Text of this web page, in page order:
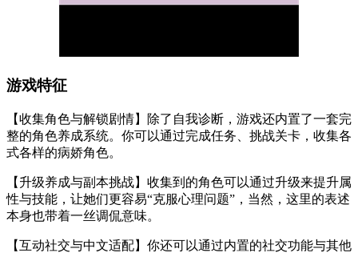
游戏特征
【收集角色与解锁剧情】除了自我诊断，游戏还内置了一套完
整的角色养成系统。你可以通过完成任务、挑战关卡，收集各
式各样的病娇角色。
【升级养成与副本挑战】收集到的角色可以通过升级来提升属
性与技能，让她们更容易“克服心理问题”，当然，这里的表述
本身也带着一丝调侃意味。
【互动社交与中文适配】你还可以通过内置的社交功能与其他